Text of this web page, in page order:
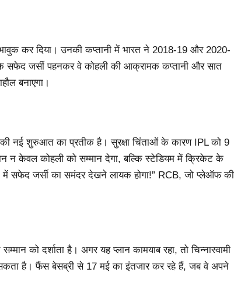
कर दिया। उनकी कप्तानी में भारत ने 2018-19 और 2020-
सफेद जर्सी पहनकर वे कोहली की आक्रामक कप्तानी और सात
बनाएगा।
नई शुरुआत का प्रतीक है। सुरक्षा चिंताओं के कारण IPL को 9
न केवल कोहली को सम्मान देगा, बल्कि स्टेडियम में क्रिकेट के
में सफेद जर्सी का समंदर देखने लायक होगा!” RCB, जो प्लेऑफ की
को दर्शाता है। अगर यह प्लान कामयाब रहा, तो चिन्नास्वामी
है। फैंस बेसब्री से 17 मई का इंतजार कर रहे हैं, जब वे अपने